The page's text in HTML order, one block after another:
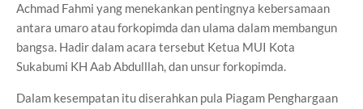
Achmad Fahmi yang menekankan pentingnya kebersamaan
antara umaro atau forkopimda dan ulama dalam membangun
bangsa. Hadir dalam acara tersebut Ketua MUI Kota
Sukabumi KH Aab Abdulllah, dan unsur forkopimda.
Dalam kesempatan itu diserahkan pula Piagam Penghargaan